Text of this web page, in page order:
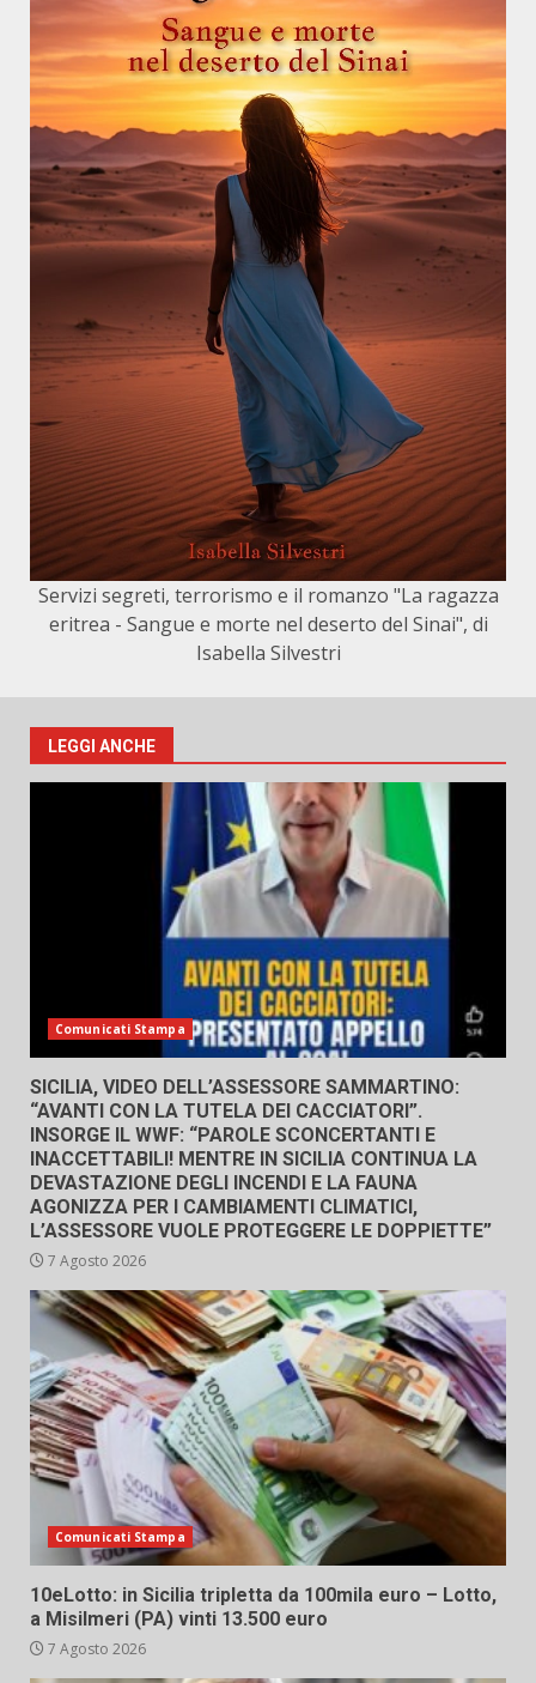
Servizi segreti, terrorismo e il romanzo "La ragazza
eritrea - Sangue e morte nel deserto del Sinai", di
Isabella Silvestri
LEGGI ANCHE
Comunicati Stampa
SICILIA, VIDEO DELL’ASSESSORE SAMMARTINO:
“AVANTI CON LA TUTELA DEI CACCIATORI”.
INSORGE IL WWF: “PAROLE SCONCERTANTI E
INACCETTABILI! MENTRE IN SICILIA CONTINUA LA
DEVASTAZIONE DEGLI INCENDI E LA FAUNA
AGONIZZA PER I CAMBIAMENTI CLIMATICI,
L’ASSESSORE VUOLE PROTEGGERE LE DOPPIETTE”
7 Agosto 2026
Comunicati Stampa
10eLotto: in Sicilia tripletta da 100mila euro – Lotto,
a Misilmeri (PA) vinti 13.500 euro
7 Agosto 2026